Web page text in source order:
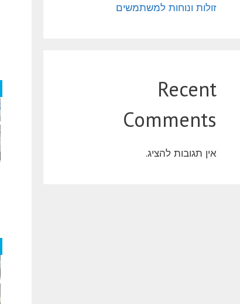
זולות ונוחות למשתמשים
Recent
Comments
אין תגובות להציג.